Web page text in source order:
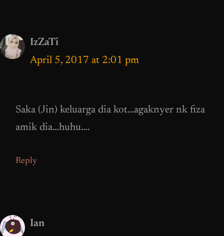
IzZaTi
April 5, 2017 at 2:01 pm
Saka (Jin) keluarga dia kot…agaknyer nk fiza
amik dia…huhu….
Reply
Ian